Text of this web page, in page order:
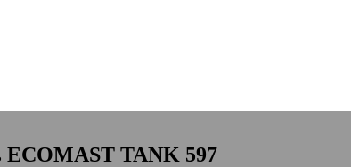
ECOMAST TANK 597